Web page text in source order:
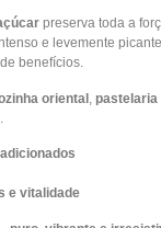
preserva toda a
e levemente
benefícios.
oriental pastelaria
e vitalidade